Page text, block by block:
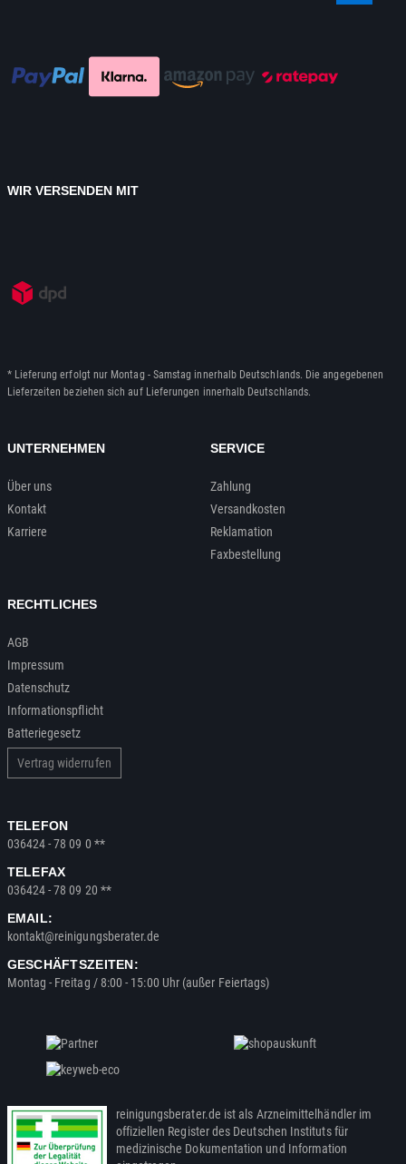
WIR VERSENDEN MIT
* Lieferung erfolgt nur Montag - Samstag innerhalb Deutschlands. Die angegebenen
Lieferzeiten beziehen sich auf Lieferungen innerhalb Deutschlands.
UNTERNEHMEN
Über uns
Kontakt
Karriere
SERVICE
Zahlung
Versandkosten
Reklamation
Faxbestellung
RECHTLICHES
AGB
Impressum
Datenschutz
Informationspflicht
Batteriegesetz
Vertrag widerrufen
TELEFON
036424 - 78 09 0 **
TELEFAX
036424 - 78 09 20 **
EMAIL:
kontakt@reinigungsberater.de
GESCHÄFTSZEITEN:
Montag - Freitag / 8:00 - 15:00 Uhr (außer Feiertags)
reinigungsberater.de ist als Arzneimittelhändler im
offiziellen Register des Deutschen Instituts für
medizinische Dokumentation und Information